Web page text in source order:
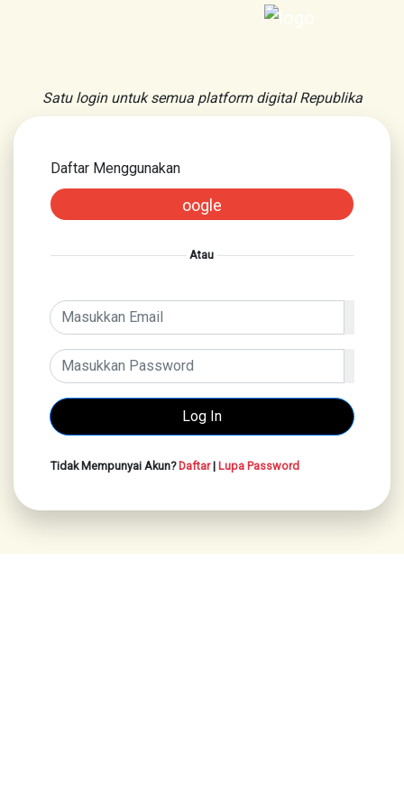
Satu login untuk semua platform digital Republika
Daftar Menggunakan
oogle
Atau
Tidak Mempunyai Akun?Daftar| Lupa Password